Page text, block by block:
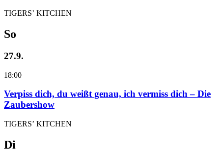
TIGERS’ KITCHEN
So
27.9.
18:00
Verpiss dich, du weißt genau, ich vermiss dich – Die
Zaubershow
TIGERS’ KITCHEN
Di